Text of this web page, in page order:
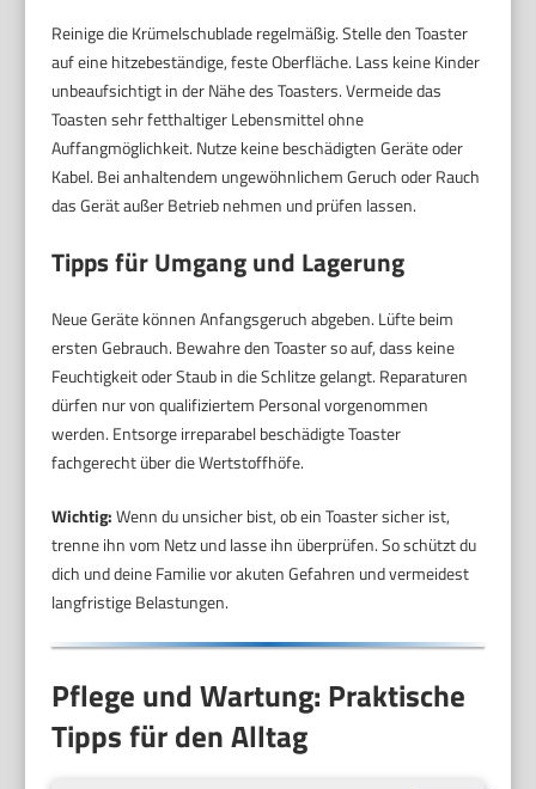
Reinige die Krümelschublade regelmäßig. Stelle den Toaster
auf eine hitzebeständige, feste Oberfläche. Lass keine Kinder
unbeaufsichtigt in der Nähe des Toasters. Vermeide das
Toasten sehr fetthaltiger Lebensmittel ohne
Auffangmöglichkeit. Nutze keine beschädigten Geräte oder
Kabel. Bei anhaltendem ungewöhnlichem Geruch oder Rauch
das Gerät außer Betrieb nehmen und prüfen lassen.
Tipps für Umgang und Lagerung
Neue Geräte können Anfangsgeruch abgeben. Lüfte beim
ersten Gebrauch. Bewahre den Toaster so auf, dass keine
Feuchtigkeit oder Staub in die Schlitze gelangt. Reparaturen
dürfen nur von qualifiziertem Personal vorgenommen
werden. Entsorge irreparabel beschädigte Toaster
fachgerecht über die Wertstoffhöfe.
Wichtig:Wenn du unsicher bist, ob ein Toaster sicher ist,
trenne ihn vom Netz und lasse ihn überprüfen. So schützt du
dich und deine Familie vor akuten Gefahren und vermeidest
langfristige Belastungen.
Pflege und Wartung: Praktische
Tipps für den Alltag